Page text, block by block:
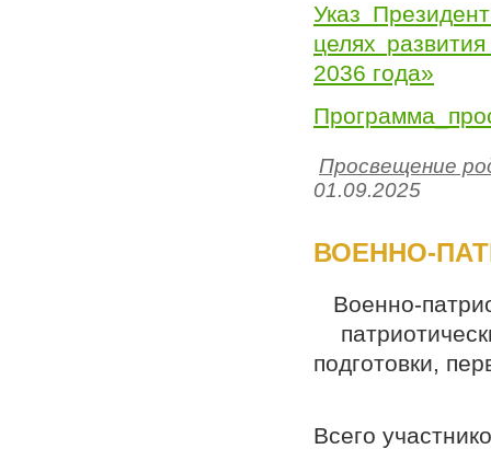
Указ
целях
2036 года»
Просвещение
01.09.2025
подготовки,
Всего